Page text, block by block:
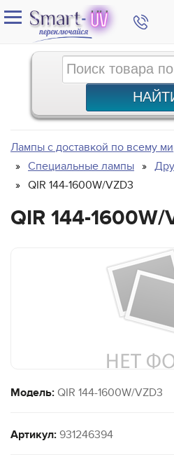
Лампы с доставкой по всему
Специальные лампы
QIR 144-1600W/VZD3
QIR 144-1600W/
Модель: QIR 144-1600W/VZD3
Артикул: 931246394